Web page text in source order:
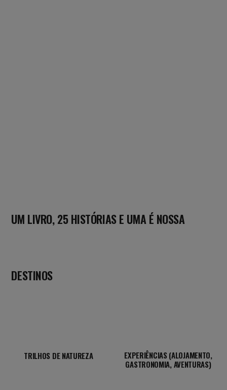
UM LIVRO, 25 HISTÓRIAS E UMA É NOSSA
DESTINOS
TRILHOS DE NATUREZA
EXPERIÊNCIAS (ALOJAMENTO,
GASTRONOMIA, AVENTURAS)